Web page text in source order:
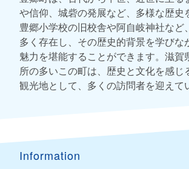
や信仰、城砦の発展など、多様な歴史
豊郷小学校の旧校舎や阿自岐神社など
多く存在し、その歴史的背景を学びな
魅力を堪能することができます。滋賀
所の多いこの町は、歴史と文化を感じ
観光地として、多くの訪問者を迎えて
Information